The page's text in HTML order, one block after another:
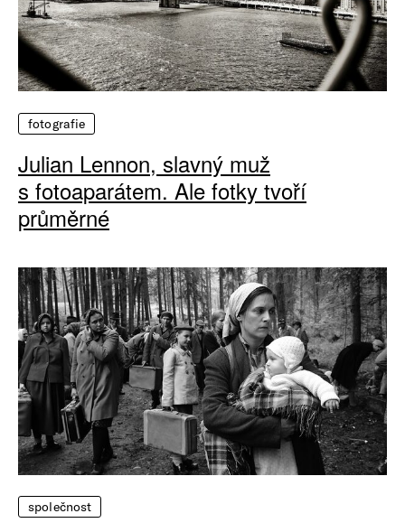
fotografie
Julian Lennon, slavný muž
s fotoaparátem. Ale fotky tvoří
průměrné
společnost